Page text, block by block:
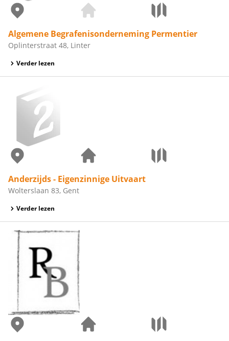
Algemene Begrafenisonderneming Permentier
Oplinterstraat 48, Linter
Verder lezen
Anderzijds - Eigenzinnige Uitvaart
Wolterslaan 83, Gent
Verder lezen